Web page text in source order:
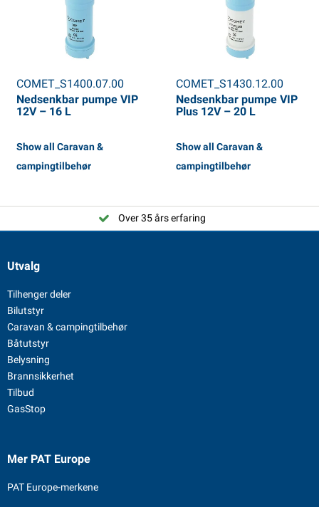
COMET_S1400.07.00
Nedsenkbar pumpe VIP
12V – 16 L
Show all Caravan &
campingtilbehør
COMET_S1430.12.00
Nedsenkbar pumpe VIP
Plus 12V – 20 L
Show all Caravan &
campingtilbehør
Over 35 års erfaring
Utvalg
Tilhenger deler
Bilutstyr
Caravan & campingtilbehør
Båtutstyr
Belysning
Brannsikkerhet
Tilbud
GasStop
Mer PAT Europe
PAT Europe-merkene